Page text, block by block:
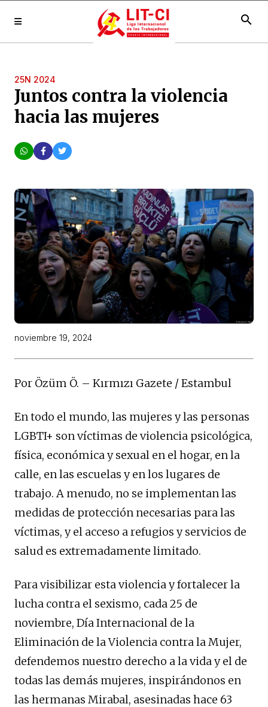
search
25N 2024
Juntos contra la violencia
hacia las mujeres
noviembre 19, 2024
Por Özüm Ö. – Kırmızı Gazete / Estambul
En todo el mundo, las mujeres y las personas
LGBTI+ son víctimas de violencia psicológica,
física, económica y sexual en el hogar, en la
calle, en las escuelas y en los lugares de
trabajo. A menudo, no se implementan las
medidas de protección necesarias para las
víctimas, y el acceso a refugios y servicios de
salud es extremadamente limitado.
Para visibilizar esta violencia y fortalecer la
lucha contra el sexismo, cada 25 de
noviembre, Día Internacional de la
Eliminación de la Violencia contra la Mujer,
defendemos nuestro derecho a la vida y el de
todas las demás mujeres, inspirándonos en
las hermanas Mirabal, asesinadas hace 63